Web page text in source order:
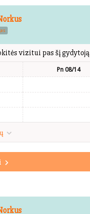
vizitui pas šį gydytoją
Pn 08/14